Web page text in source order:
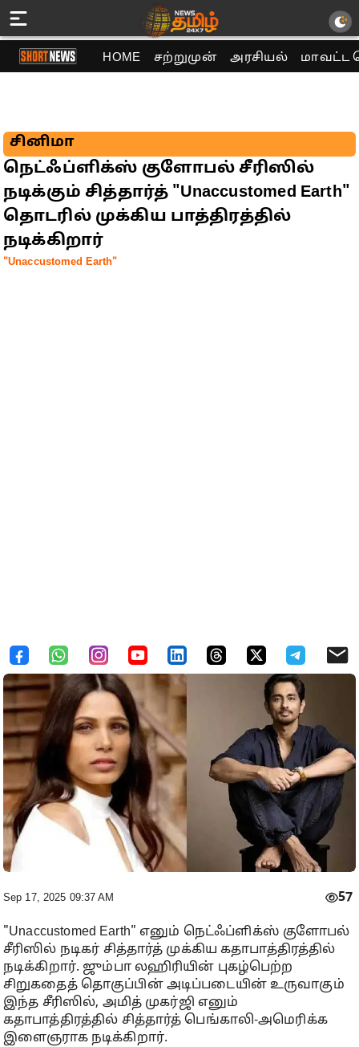
HOME சற்றுமுன் அரசியல் மாவட்ட
சினிமா
நெட்ஃப்ளிக்ஸ் குளோபல் சீரிஸில்
நடிக்கும் சித்தார்த் "Unaccustomed Earth"
தொடரில் முக்கிய பாத்திரத்தில்
நடிக்கிறார்
"Unaccustomed Earth"
Sep 17, 2025 09:37 AM 57
"Unaccustomed Earth" எனும் நெட்ஃப்ளிக்ஸ் குளோபல்
சீரிஸில் நடிகர் சித்தார்த் முக்கிய கதாபாத்திரத்தில்
நடிக்கிறார். ஜும்பா லஹிரியின் புகழ்பெற்ற
சிறுகதைத் தொகுப்பின் அடிப்படையின் உருவாகும்
இந்த சீரிஸில், அமித் முகர்ஜி எனும்
கதாபாத்திரத்தில் சித்தார்த் பெங்காலி-அமெரிக்க
இளைஞராக நடிக்கிறார்.